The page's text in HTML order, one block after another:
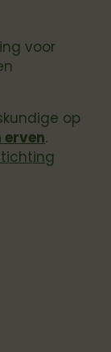
voor
op
erven.